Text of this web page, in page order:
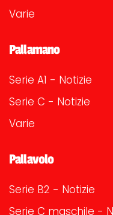
Varie
Pallamano
Serie A1 - Notizie
Serie C - Notizie
Varie
Pallavolo
Serie B2 - Notizie
Serie C maschile -